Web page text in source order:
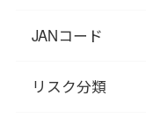
JANコード
リスク分類